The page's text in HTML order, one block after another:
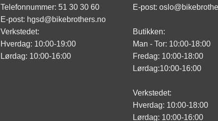
Telefonnummer: 51 30 30 60
E-post: hgsd@bikebrothers.no
Verkstedet:
Hverdag: 10:00-19:00
Lørdag: 10:00-16:00
E-post:
Butikken:
Man - Tor: 10:00-18:00
Fredag: 10:00-18:00
Lørdag:10:00-16:00
Verkstedet:
Hverdag: 10:00-18:00
Lørdag: 10:00-16:00